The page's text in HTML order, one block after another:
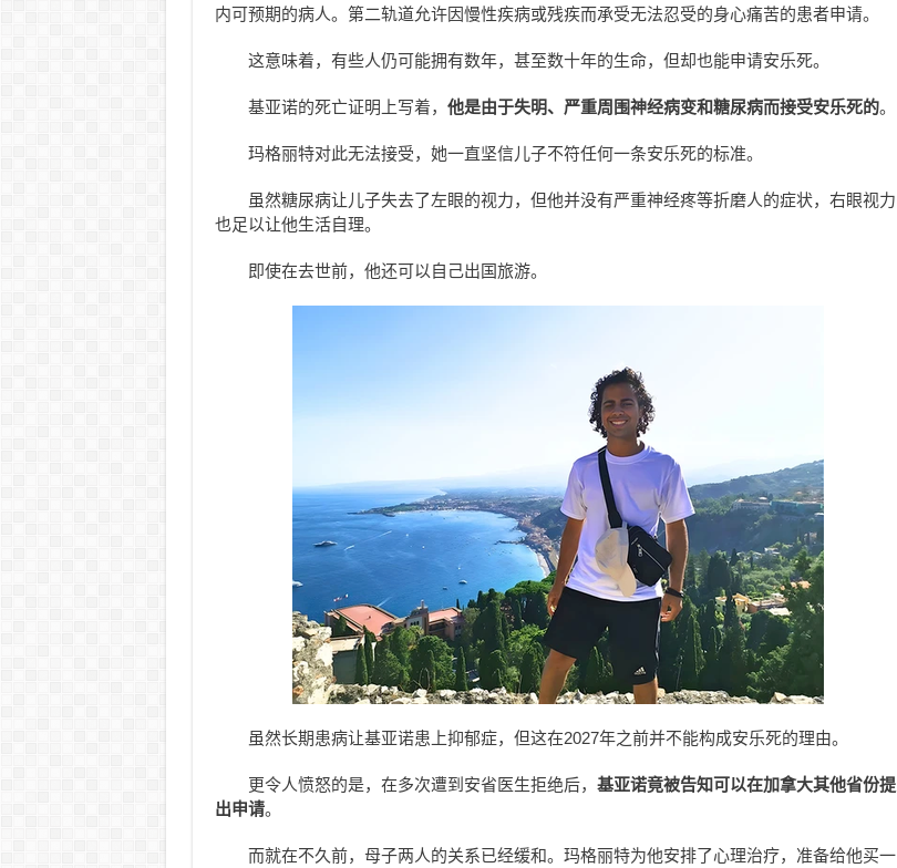
内可预期的病人。第二轨道允许因慢性疾病或残疾而承受无法忍受的身心痛苦的患者申请。
这意味着，有些人仍可能拥有数年，甚至数十年的生命，但却也能申请安乐死。
基亚诺的死亡证明上写着， 他是由于失明、严重周围神经病变和糖尿病而接受安乐死的。
玛格丽特对此无法接受，她一直坚信儿子不符任何一条安乐死的标准。
虽然糖尿病让儿子失去了左眼的视力，但他并没有严重神经疼等折磨人的症状，右眼视力
也足以让他生活自理。
即使在去世前，他还可以自己出国旅游。
虽然长期患病让基亚诺患上抑郁症，但这在2027年之前并不能构成安乐死的理由。
更令人愤怒的是，在多次遭到安省医生拒绝后， 基亚诺竟被告知可以在加拿大其他省份提
出申请。
而就在不久前，母子两人的关系已经缓和。玛格丽特为他安排了心理治疗，准备给他买一